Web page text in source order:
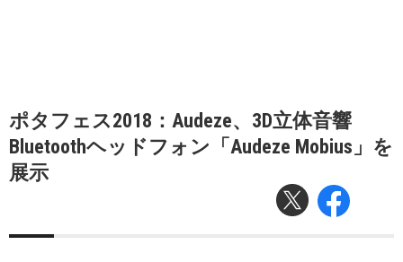
ポタフェス2018：Audeze、3D立体音響
Bluetoothヘッドフォン「Audeze Mobius」を
展示